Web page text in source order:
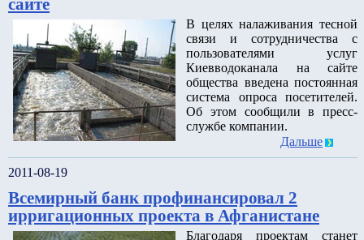
В целях налаживания тесной
связи и сотрудничества с
пользователями услуг
Киевводоканала на сайте
общества введена постоянная
система опроса посетителей.
Об этом сообщили в пресс-
службе компании.
Дальше
2011-08-19
Всемирный банк профинансировал 2
ирригационных проекта в Афганистане
Благодаря проектам станет